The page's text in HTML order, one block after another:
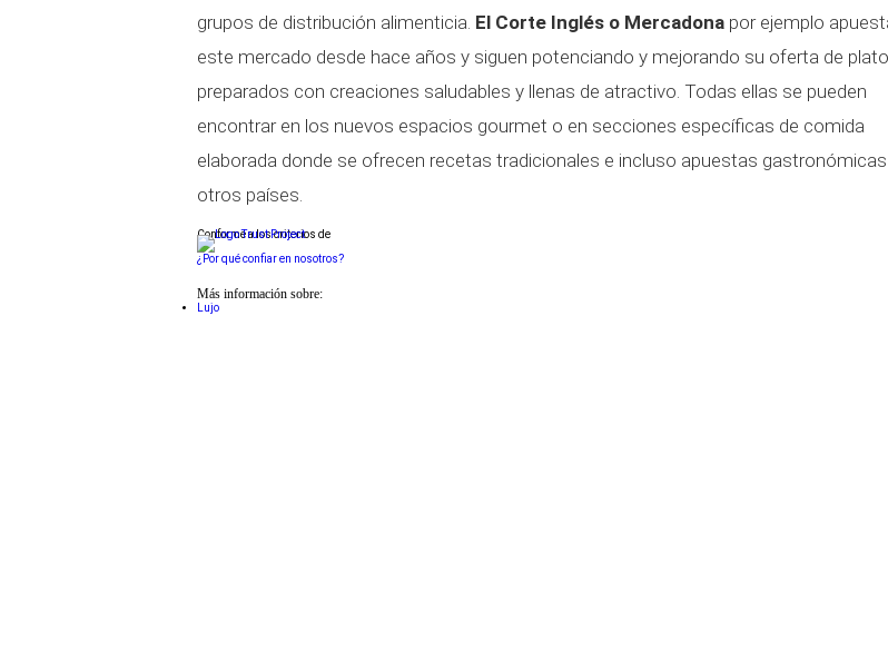
grupos de distribución alimenticia. El Corte Inglés o Mercadona por ejemplo
este mercado desde hace años y siguen potenciando y mejorando su oferta de
preparados con creaciones saludables y llenas de atractivo. Todas ellas se pueden
encontrar en los nuevos espacios gourmet o en secciones específicas de comida
elaborada donde se ofrecen recetas tradicionales e incluso apuestas
otros países.
Conforme a los criterios de
¿Por qué confiar en nosotros?
Más información sobre:
Lujo